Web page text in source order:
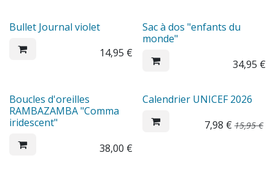
Bullet Journal violet
14,95 €
Sac à dos "enfants du
monde"
34,95 €
Boucles d'oreilles
RAMBAZAMBA "Comma
iridescent"
38,00 €
Sale
Calendrier UNICEF 2026
7,98 € 15,95€